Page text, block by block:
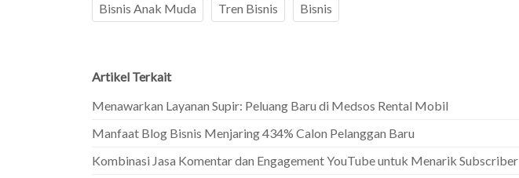
Bisnis Anak Muda
Tren Bisnis Bisnis
Artikel Terkait
Menawarkan Layanan Supir: Peluang Baru di Medsos Rental Mobil
Manfaat Blog Bisnis Menjaring 434% Calon Pelanggan Baru
Kombinasi Jasa Komentar dan Engagement YouTube untuk Menarik Subscriber